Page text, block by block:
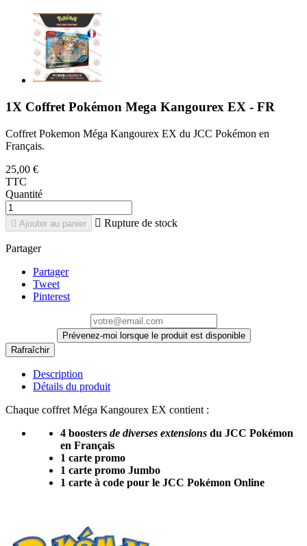
1X Coffret Pokémon Mega Kangourex EX - FR
Coffret Pokemon Méga Kangourex EX du JCC Pokémon en
Français.
25,00 €
TTC
Quantité
 Ajouter au panier  Rupture de stock
Partager
Partager
Tweet
Pinterest
Prévenez-moi lorsque le produit est disponible
Description
Détails du produit
Chaque coffret Méga Kangourex EX contient :
4 boosters de diverses extensions du JCC Pokémon
en Français
1 carte promo
1 carte promo Jumbo
1 carte à code pour le JCC Pokémon Online